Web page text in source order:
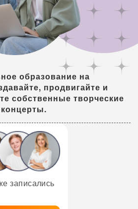
образование на
продвигайте и
собственные творческие
записались